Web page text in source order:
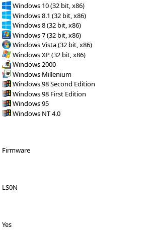
Windows 10 (32 bit, x86)
Windows 8.1 (32 bit, x86)
Windows 8 (32 bit, x86)
Windows 7 (32 bit, x86)
Windows Vista (32 bit, x86)
Windows XP (32 bit, x86)
Windows 2000
Windows Millenium
Windows 98 Second Edition
Windows 98 First Edition
Windows 95
Windows NT 4.0
Firmware
LS0N
Yes